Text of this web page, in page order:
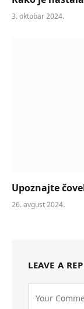
3. oktobar 2024.
Upoznajte
26. avgust 2024.
LEAVE A